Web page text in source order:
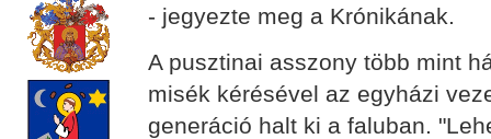
- jegyezte meg a Krónikának.
A pusztinai asszony több mint
misék kérésével az egyházi
generáció halt ki a faluban.